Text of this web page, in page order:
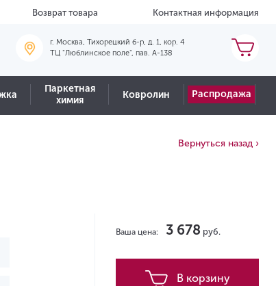
Возврат товара Контактная информация
г. Москва, Тихорецкий б-р, д. 1, кор. 4
ТЦ "Люблинское поле", пав. А-138
Паркетная
химия
Ковролин Распродажа
Вернуться назад ›
Ваша цена: 3 678 руб.
В корзину